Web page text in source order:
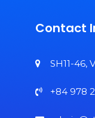
Contact
SH11-46,
+84 978